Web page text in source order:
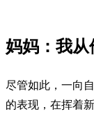
妈妈：我从
尽管如此，一向
的表现，在挥着